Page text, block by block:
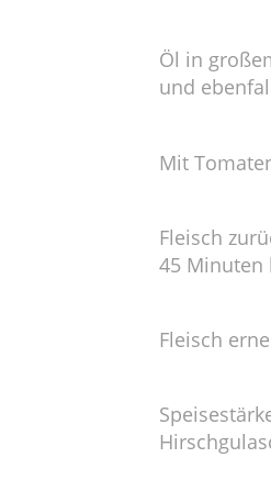
Öl in
und
Mit
Fleisch
45 Minuten
Fleisch